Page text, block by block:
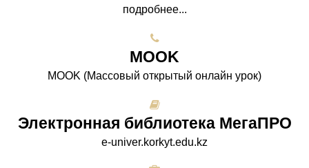
подробнее...
МООK
МООK (Массовый открытый онлайн урок)
Электронная библиотека МегаПРО
e-univer.korkyt.edu.kz